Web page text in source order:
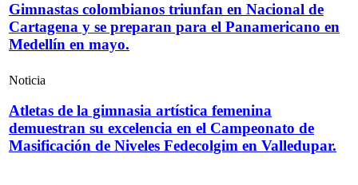
Gimnastas colombianos triunfan en Nacional de
Cartagena y se preparan para el Panamericano en
Medellín en mayo.
Noticia
Atletas de la gimnasia artística femenina
demuestran su excelencia en el Campeonato de
Masificación de Niveles Fedecolgim en Valledupar.